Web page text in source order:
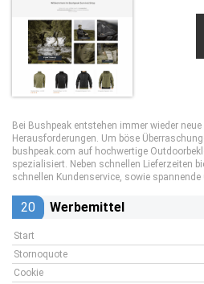
Bei Bushpeak entstehen immer wieder
Herausforderungen. Um böse
bushpeak.com auf hochwertige
spezialisiert. Neben schnellen Lieferzeiten
schnellen Kundenservice, sowie
20 Werbemittel
Start
Stornoquote
Cookie